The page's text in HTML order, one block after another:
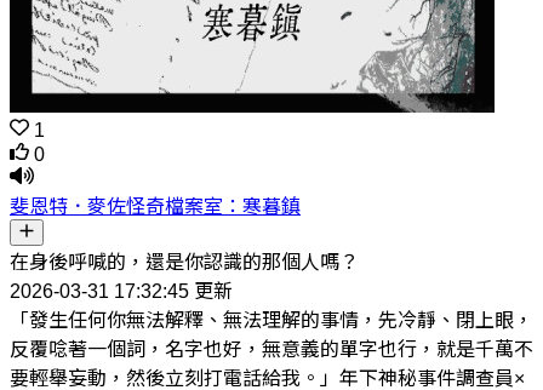
1
0
斐恩特．麥佐怪奇檔案室：寒暮鎮
在身後呼喊的，還是你認識的那個人嗎？
2026-03-31 17:32:45 更新
「發生任何你無法解釋、無法理解的事情，先冷靜、閉上眼，
反覆唸著一個詞，名字也好，無意義的單字也行，就是千萬不
要輕舉妄動，然後立刻打電話給我。」年下神秘事件調查員×